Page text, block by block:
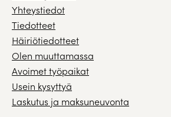
Yhteystiedot
Tiedotteet
Häiriötiedotteet
Olen muuttamassa
Avoimet työpaikat
Usein kysyttyä
Laskutus ja maksuneuvonta